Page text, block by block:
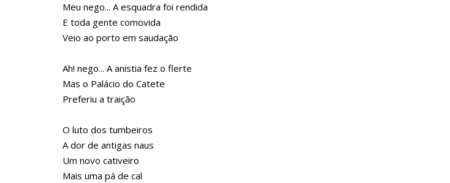
Meu nego... A esquadra foi rendida
E toda gente comovida
Veio ao porto em saudação
Ah! nego... A anistia fez o flerte
Mas o Palácio do Catete
Preferiu a traição
O luto dos tumbeiros
A dor de antigas naus
Um novo cativeiro
Mais uma pá de cal